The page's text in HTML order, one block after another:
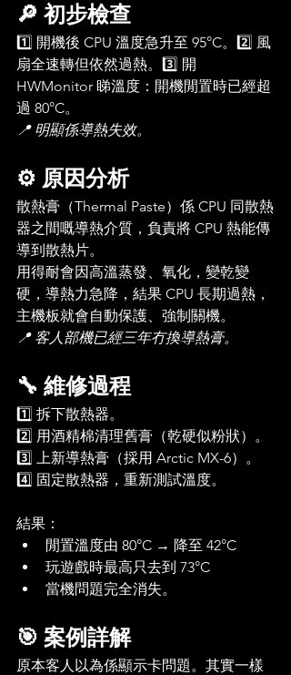
🔎 初步檢查
1️⃣ 開機後 CPU 溫度急升至 95°C。2️⃣ 風
扇全速轉但依然過熱。3️⃣ 開
HWMonitor 睇溫度：開機閒置時已經超
過 80°C。
📍 明顯係導熱失效。
⚙️ 原因分析
散熱膏（Thermal Paste）係 CPU 同散熱
器之間嘅導熱介質，負責將 CPU 熱能傳
導到散熱片。
用得耐會因高溫蒸發、氧化，變乾變
硬，導熱力急降，結果 CPU 長期過熱，
主機板就會自動保護、強制關機。
📍 客人部機已經三年冇換導熱膏。
🔧 維修過程
1️⃣ 拆下散熱器。
2️⃣ 用酒精棉清理舊膏（乾硬似粉狀）。
3️⃣ 上新導熱膏（採用 Arctic MX-6）。
4️⃣ 固定散熱器，重新測試溫度。
結果：
閒置溫度由 80°C → 降至 42°C
玩遊戲時最高只去到 73°C
當機問題完全消失。
🎯 案例詳解
原本客人以為係顯示卡問題。其實一樣